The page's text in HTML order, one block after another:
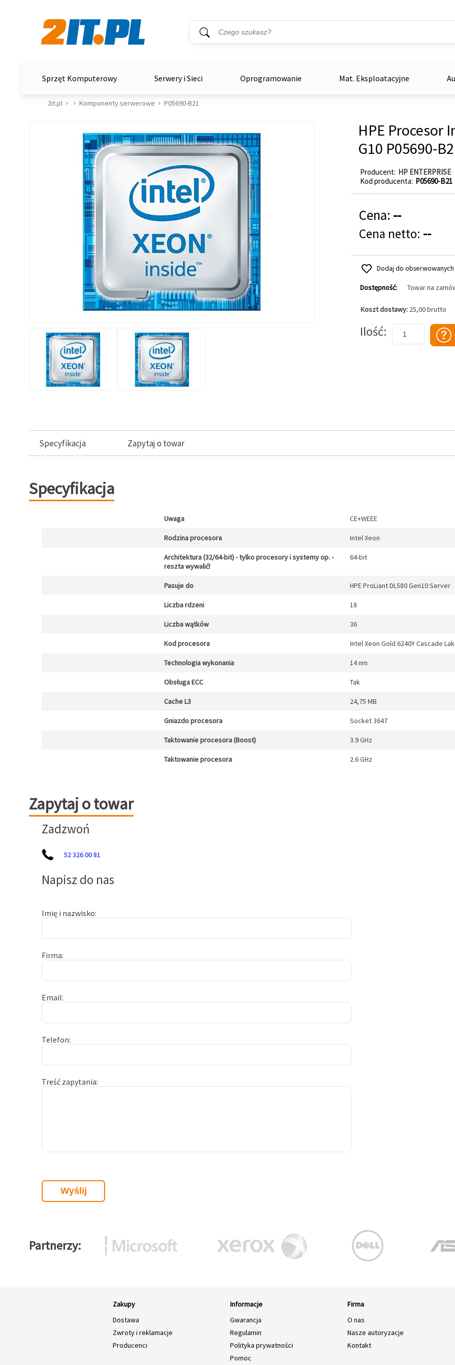
Wyszukiwarka
Słowo kluczowe
Sprzęt Komputerowy Serwery i Sieci Oprogramowanie Mat. Eksploatacyjne
2it.pl Komponenty serwerowe P05690-B21
HPE Procesor
G10 P05690-
Producent HP ENTERPRISE
Kod producenta P05690-B21
Cena: --
Cena netto: --
Dodaj do obserwowanych
Dostępność: Towar na
Koszt dostawy: 25,00 brutto
Ilość
Specyfikacja Zapytaj o towar
Specyfikacja
Uwaga CE+WEEE
Rodzina procesora Intel Xeon
Architektura (32/64-bit) - tylko procesory i systemy op. -
reszta wywalić!
64-bit
Pasuje do HPE ProLiant DL580 Gen10 Server
Liczba rdzeni 18
Liczba wątków 36
Kod procesora Intel Xeon Gold 6240Y Cascade
Technologia wykonania 14 nm
Obsługa ECC Tak
Cache L3 24,75 MB
Gniazdo procesora Socket 3647
Taktowanie procesora (Boost) 3.9 GHz
Taktowanie procesora 2.6 GHz
Zapytaj o towar
Zapytaj o towar
Zadzwoń
52 326 00 81
Napisz do nas
Imię i nazwisko
Firma
Email
Telefon
Treść zapytania
Partnerzy
Zakupy
Dostawa
Zwroty i reklamacje
Producenci
Informacje
Gwarancja
Regulamin
Polityka prywatności
Pomoc
Firma
O nas
Nasze autoryzacje
Kontakt